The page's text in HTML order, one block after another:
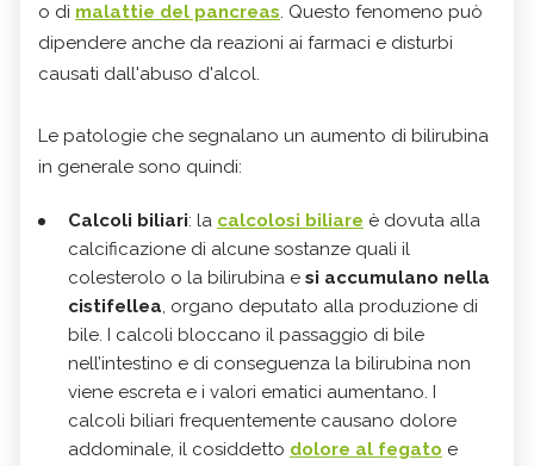
o di malattie del pancreas. Questo fenomeno può
dipendere anche da reazioni ai farmaci e disturbi
causati dall'abuso d'alcol.
Le patologie che segnalano un aumento di bilirubina
in generale sono quindi:
Calcoli biliari: la calcolosi biliare è dovuta alla
calcificazione di alcune sostanze quali il
colesterolo o la bilirubina e si accumulano nella
cistifellea, organo deputato alla produzione di
bile. I calcoli bloccano il passaggio di bile
nell’intestino e di conseguenza la bilirubina non
viene escreta e i valori ematici aumentano. I
calcoli biliari frequentemente causano dolore
addominale, il cosiddetto dolore al fegato e